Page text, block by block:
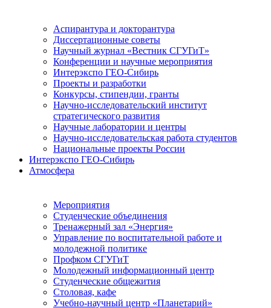
Аспирантура и докторантура
Диссертационные советы
Научный журнал «Вестник СГУГиТ»
Конференции и научные мероприятия
Интерэкспо ГЕО-Сибирь
Проекты и разработки
Конкурсы, стипендии, гранты
Научно-исследовательский институт
стратегического развития
Научные лаборатории и центры
Научно-исследовательская работа студентов
Национальные проекты России
Интерэкспо ГЕО-Сибирь
Атмосфера
Мероприятия
Студенческие объединения
Тренажерный зал «Энергия»
Управление по воспитательной работе и
молодежной политике
Профком СГУГиТ
Молодежный информационный центр
Студенческие общежития
Столовая, кафе
Учебно-научный центр «Планетарий»